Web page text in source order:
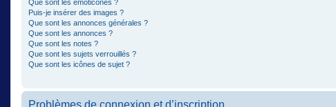
Que sont les émoticônes ?
Puis-je insérer des images ?
Que sont les annonces générales ?
Que sont les annonces ?
Que sont les notes ?
Que sont les sujets verrouillés ?
Que sont les icônes de sujet ?
Problèmes de connexion et d’inscription